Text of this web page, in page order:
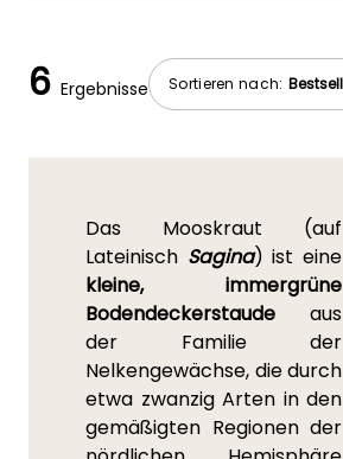
Sortieren nach:
6 Ergebnisse
Das Mooskraut (auf
Lateinisch Sagina) ist eine
kleine, immergrüne
Bodendeckerstaude aus
der Familie der
Nelkengewächse, die durch
etwa zwanzig Arten in den
gemäßigten Regionen der